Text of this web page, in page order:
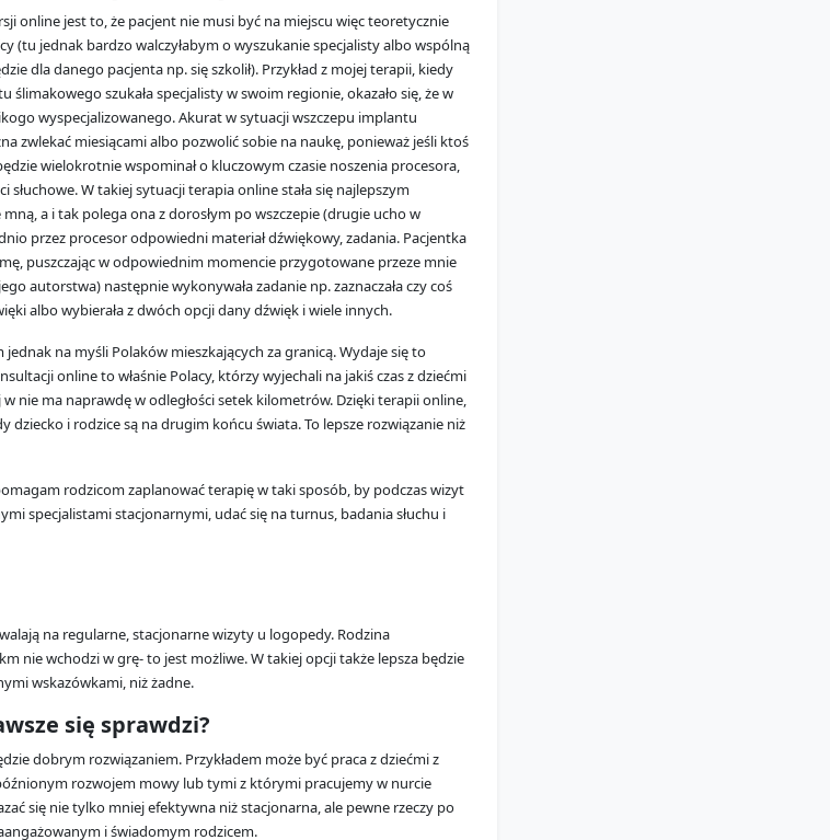
online jest to, że pacjent nie musi być na miejscu więc teoretycznie
(tu jednak bardzo walczyłabym o wyszukanie specjalisty albo wspólną
dla danego pacjenta np. się szkolił). Przykład z mojej terapii, kiedy
szukała specjalisty w swoim regionie, okazało się, że w
wyspecjalizowanego. Akurat w sytuacji wszczepu implantu
zwlekać miesiącami albo pozwolić sobie na naukę, ponieważ jeśli ktoś
wielokrotnie wspominał o kluczowym czasie noszenia procesora,
słuchowe. W takiej sytuacji terapia online stała się najlepszym
mną, a i tak polega ona z dorosłym po wszczepie (drugie ucho w
przez procesor odpowiedni materiał dźwiękowy, zadania. Pacjentka
puszczając w odpowiednim momencie przygotowane przeze mnie
autorstwa) następnie wykonywała zadanie np. zaznaczała czy coś
albo wybierała z dwóch opcji dany dźwięk i wiele innych.
jednak na myśli Polaków mieszkających za granicą. Wydaje się to
online to właśnie Polacy, którzy wyjechali na jakiś czas z dziećmi
nie ma naprawdę w odległości setek kilometrów. Dzięki terapii online,
dziecko i rodzice są na drugim końcu świata. To lepsze rozwiązanie niż
rodzicom zaplanować terapię w taki sposób, by podczas wizyt
specjalistami stacjonarnymi, udać się na turnus, badania słuchu i
na regularne, stacjonarne wizyty u logopedy. Rodzina
nie wchodzi w grę- to jest możliwe. W takiej opcji także lepsza będzie
wskazówkami, niż żadne.
się sprawdzi?
dobrym rozwiązaniem. Przykładem może być praca z dziećmi z
rozwojem mowy lub tymi z którymi pracujemy w nurcie
się nie tylko mniej efektywna niż stacjonarna, ale pewne rzeczy po
i świadomym rodzicem.